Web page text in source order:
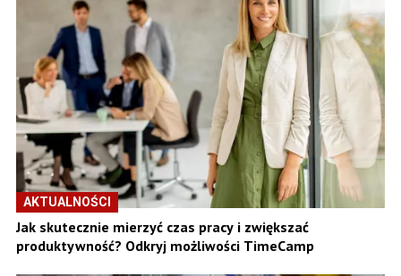
AKTUALNOŚCI
Jak skutecznie mierzyć czas pracy i zwiększać
produktywność? Odkryj możliwości TimeCamp